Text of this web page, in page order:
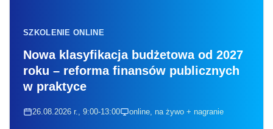
SZKOLENIE ONLINE
Nowa klasyfikacja budżetowa od 2027
roku – reforma finansów publicznych
w praktyce
26.08.2026 r., 9:00-13:00 online, na żywo + nagranie